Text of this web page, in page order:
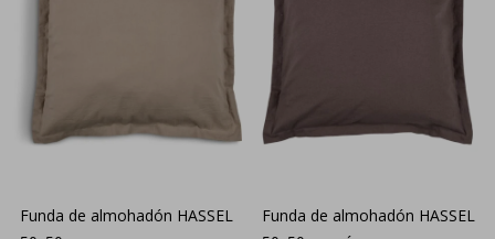
Funda de almohadón HASSEL
Funda de almohadón HASSEL